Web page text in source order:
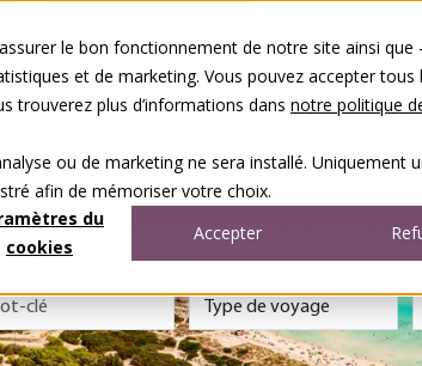
le bon fonctionnement de notre site ainsi que
et de marketing. Vous pouvez accepter tous
trouverez plus d’informations dans notre politique
ou de marketing ne sera installé. Uniquement
afin de mémoriser votre choix.
du
cookies
Accepter